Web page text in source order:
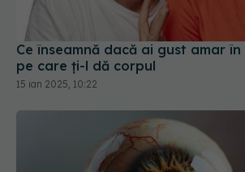
Ce înseamnă dacă ai gust amar în
pe care ți-l dă corpul
15 ian 2025, 10:22